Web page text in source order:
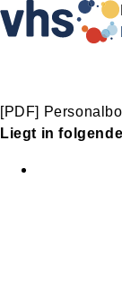
[PDF]
Liegt in